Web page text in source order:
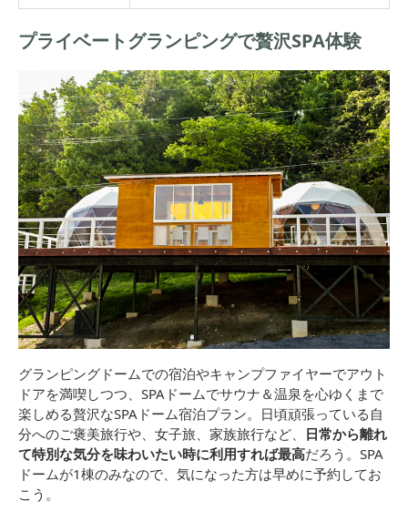
プライベートグランピングで贅沢SPA体験
グランピングドームでの宿泊やキャンプファイヤーでアウト
ドアを満喫しつつ、SPAドームでサウナ＆温泉を心ゆくまで
楽しめる贅沢なSPAドーム宿泊プラン。日頃頑張っている自
分へのご褒美旅行や、女子旅、家族旅行など、 日常から離れ
て特別な気分を味わいたい時に利用すれば最高だろう。SPA
ドームが1棟のみなので、気になった方は早めに予約してお
こう。